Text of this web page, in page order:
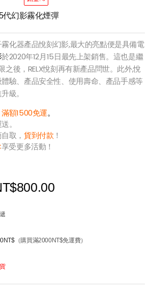
代幻影霧化煙彈
化器產品悅刻幻影,最大的亮點便是具備電
於2020年12月15日最先上架銷售。這也是繼
之後，RELX悅刻再有新產品問世。此外,悅
驗、產品安全性、使用壽命、產品手感等
級。
滿額1500免運。
。
取，貨到付款 ！
享受更多活動！
（購買滿2000NT$免運費）